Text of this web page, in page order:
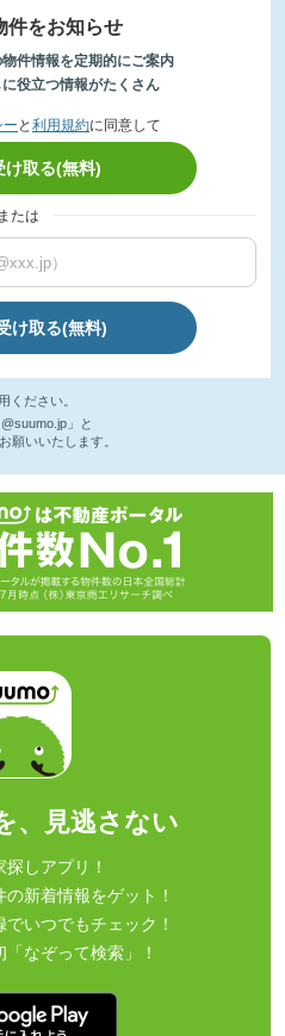
件をお知らせ
件情報を定期的にご案内
役立つ情報がたくさん
ー と 利用規約に同意して
け取る(無料)
または
け取る(無料)
ください。
」と
願いいたします。
、見逃さない
しアプリ！
新着情報をゲット！
いつでもチェック！
なぞって検索」！